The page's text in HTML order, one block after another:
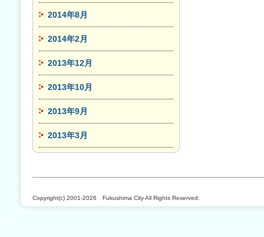
2014年8月
2014年2月
2013年12月
2013年10月
2013年9月
2013年3月
Copyright(c) 2001-2026 Fukushima City All Rights Reserved.